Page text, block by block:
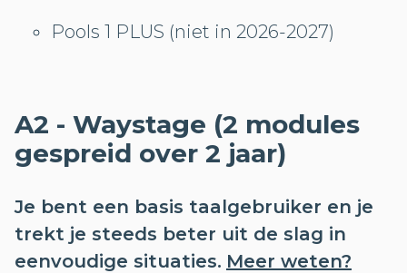
Pools 1 PLUS (niet in 2026-2027)
A2 - Waystage (2 modules
gespreid over 2 jaar)
Je bent een basis taalgebruiker en je
trekt je steeds beter uit de slag in
eenvoudige situaties. Meer weten?